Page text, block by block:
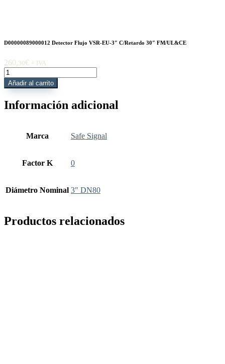
D00000089000012 Detector Flujo VSR-EU-3″ C/Retardo 30″ FM/UL&CE
260,30€ + IVA
D00000089000012
Detector
Flujo
EU-
Añadir al carrito
Información adicional
Marca Safe Signal
Factor K 0
Diámetro Nominal 3" DN80
Productos relacionados